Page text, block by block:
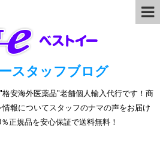
スタッフブログ
安海外医薬品"老舗個人輸入代行です！商
報についてスタッフのナマの声をお届け
正規品を安心保証で送料無料！